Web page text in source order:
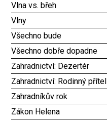
Vlna vs. břeh
Vlny
Všechno bude
Všechno dobře dopadne
Zahradnictví: Dezertér
Zahradnictví: Rodinný přítel
Zahradníkův rok
Zákon Helena